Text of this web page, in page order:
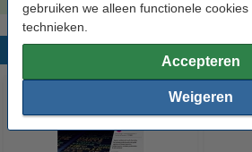
gebruiken we alleen functionele
technieken.
Accepteren
Weigeren